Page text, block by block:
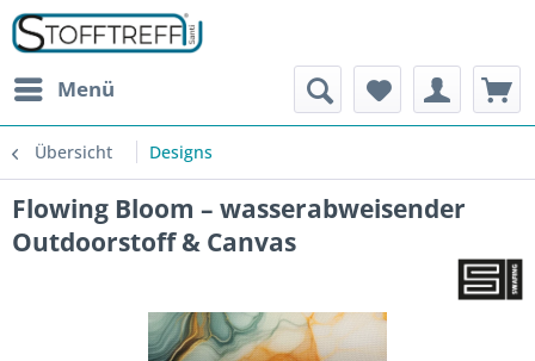
Menü
Übersicht Designs
Flowing Bloom – wasserabweisender
Outdoorstoff & Canvas